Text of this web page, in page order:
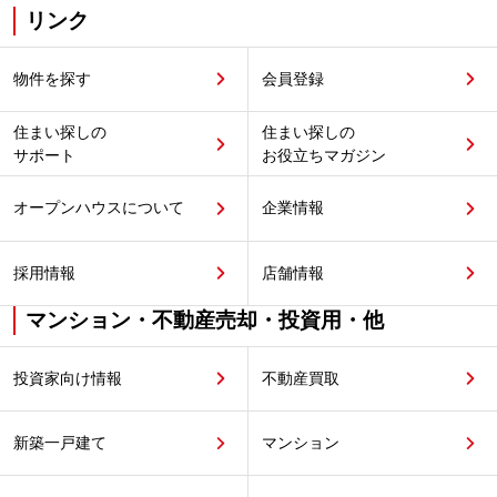
リンク
物件を探す 会員登録
住まい探しの
サポート
住まい探しの
お役立ちマガジン
オープンハウスについて 企業情報
採用情報 店舗情報
マンション・不動産売却・投資用・他
投資家向け情報 不動産買取
新築一戸建て マンション